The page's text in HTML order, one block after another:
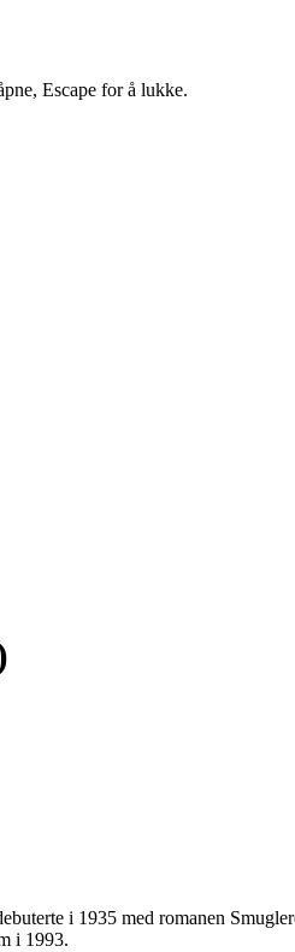
Escape for å lukke.
i 1935 med romanen
i 1993.